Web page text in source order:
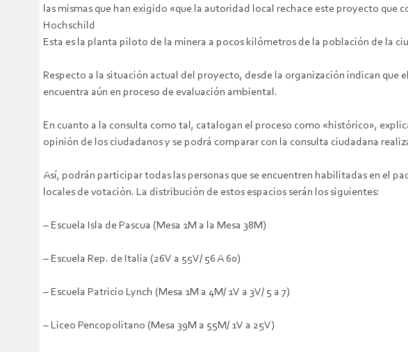
las mismas que han exigido «que la autoridad local rechace este proyecto que
Hochschild
Esta es la planta piloto de la minera a pocos kilómetros de la población de la
Respecto a la situación actual del proyecto, desde la organización indican
encuentra aún en proceso de evaluación ambiental.
En cuanto a la consulta como tal, catalogan el proceso como «histórico»,
opinión de los ciudadanos y se podrá comparar con la consulta ciudadana
Así, podrán participar todas las personas que se encuentren habilitadas en el
locales de votación. La distribución de estos espacios serán los siguientes:
– Escuela Isla de Pascua (Mesa 1M a la Mesa 38M)
– Escuela Rep. de Italia (26V a 55V/ 56 A 60)
– Escuela Patricio Lynch (Mesa 1M a 4M/ 1V a 3V/ 5 a 7)
– Liceo Pencopolitano (Mesa 39M a 55M/ 1V a 25V)